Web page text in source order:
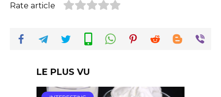
Rate article
LE PLUS VU